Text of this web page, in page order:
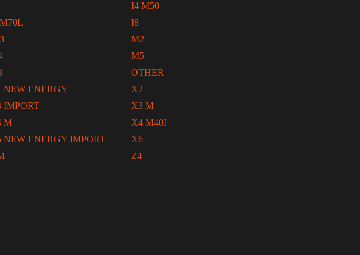
I4 M50
I8
M2
M5
OTHER
NEW ENERGY
X2
IMPORT
X3 M
M
X4 M40I
NEW ENERGY IMPORT
X6
Z4